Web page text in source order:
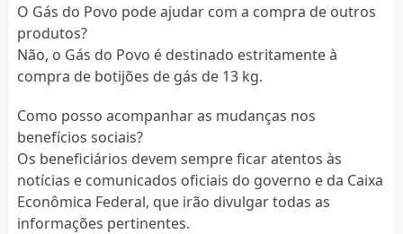
O Gás do Povo pode ajudar com a compra de outros
produtos?
Não, o Gás do Povo é destinado estritamente à
compra de botijões de gás de 13 kg.
Como posso acompanhar as mudanças nos
benefícios sociais?
Os beneficiários devem sempre ficar atentos às
notícias e comunicados oficiais do governo e da Caixa
Econômica Federal, que irão divulgar todas as
informações pertinentes.